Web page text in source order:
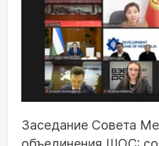
Заседание Совета